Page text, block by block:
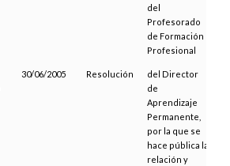
del
Profesorado
de Formación
Profesional
30/06/2005 Resolución
del Director
de
Aprendizaje
Permanente,
por la que se
hace pública la
relación y